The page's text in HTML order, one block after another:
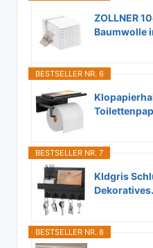
ZOLLNER
Baumwolle
BESTSELLER NR. 6
BESTSELLER NR. 7
Kldgris
BESTSELLER NR. 8